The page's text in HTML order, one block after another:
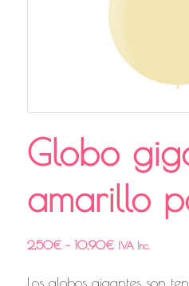
Globo
amarillo
2,50€– 10,90€ IVA Inc.
Los globos gigantes son